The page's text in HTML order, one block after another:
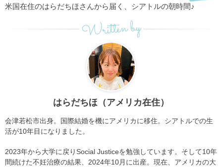
米国在住のはらだちほさんから届く、シアトルの朝時間♪
Written by
はらだちほ（アメリカ在住）
会津若松市出身。国際結婚を機にアメリカに移住。シアトルでの生
活が10年目になりました。
2023年から大学に戻りSocial Justiceを勉強しています。そして10年
間続けた不妊治療の結果、2024年10月に出産。現在、アメリカの大